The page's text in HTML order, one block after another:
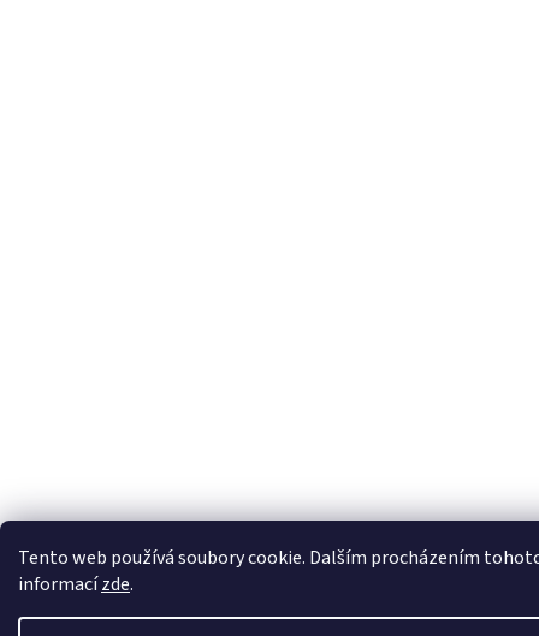
Tento web používá soubory cookie. Dalším procházením
informacízde.